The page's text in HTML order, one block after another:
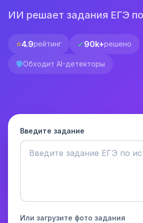
ИИ решает задания ЕГЭ
⭐4.9рейтинг ✓90k+решено
🛡️Обходит AI-детекторы
Введите задание
Или загрузите фото задания